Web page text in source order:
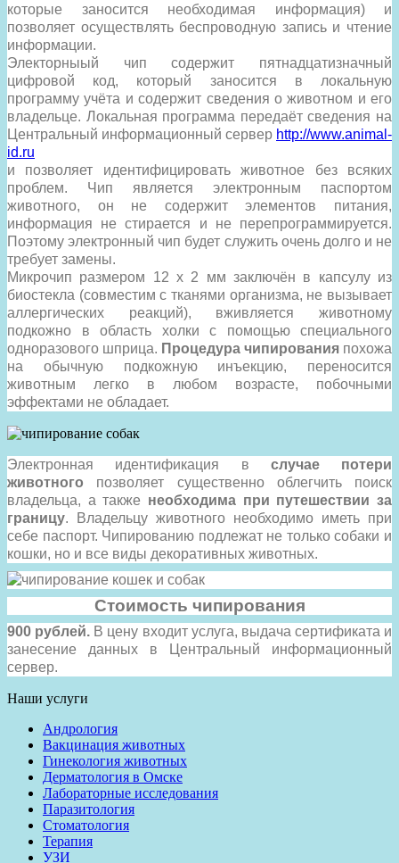
которые заносится необходимая информация) и
позволяет осуществлять беспроводную запись и чтение
информации.
Электорныый чип содержит пятнадцатизначный
цифровой код, который заносится в локальную
программу учёта и содержит сведения о животном и его
владельце. Локальная программа передаёт сведения на
Центральный информационный сервер http://www.animal-
id.ru
и позволяет идентифицировать животное без всяких
проблем. Чип является электронным паспортом
животного, он не содержит элементов питания,
информация не стирается и не перепрограммируется.
Поэтому электронный чип будет служить очень долго и не
требует замены.
Микрочип размером 12 х 2 мм заключён в капсулу из
биостекла (совместим с тканями организма, не вызывает
аллергических реакций), вживляется животному
подкожно в область холки с помощью специального
одноразового шприца. Процедура чипирования похожа
на обычную подкожную инъекцию, переносится
животным легко в любом возрасте, побочными
эффектами не обладает.
Электронная идентификация в случае потери
животного позволяет существенно облегчить поиск
владельца, а также необходима при путешествии за
границу. Владельцу животного необходимо иметь при
себе паспорт. Чипированию подлежат не только собаки и
кошки, но и все виды декоративных животных.
Стоимость чипирования
900 рублей. В цену входит услуга, выдача сертификата и
занесение данных в Центральный информационный
сервер.
Наши услуги
Андрология
Вакцинация животных
Гинекология животных
Дерматология в Омске
Лабораторные исследования
Паразитология
Стоматология
Терапия
УЗИ